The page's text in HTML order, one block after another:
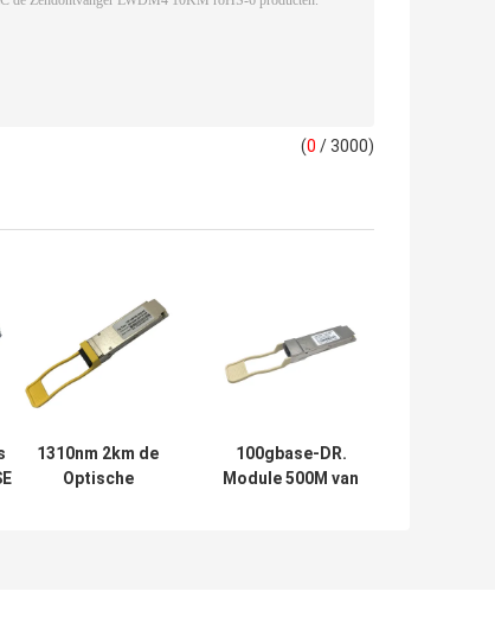
(0 / 3000)
1310nm 2km de
Optische
100gbase-DR.
Module 500M van